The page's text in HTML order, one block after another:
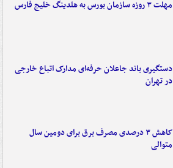
مهلت ۳ روزه سازمان بورس به هلدینگ خلیج فارس
دستگیری باند جاعلان حرفه‌ای مدارک اتباع خارجی
در تهران
کاهش ۳ درصدی مصرف برق برای دومین سال
متوالی